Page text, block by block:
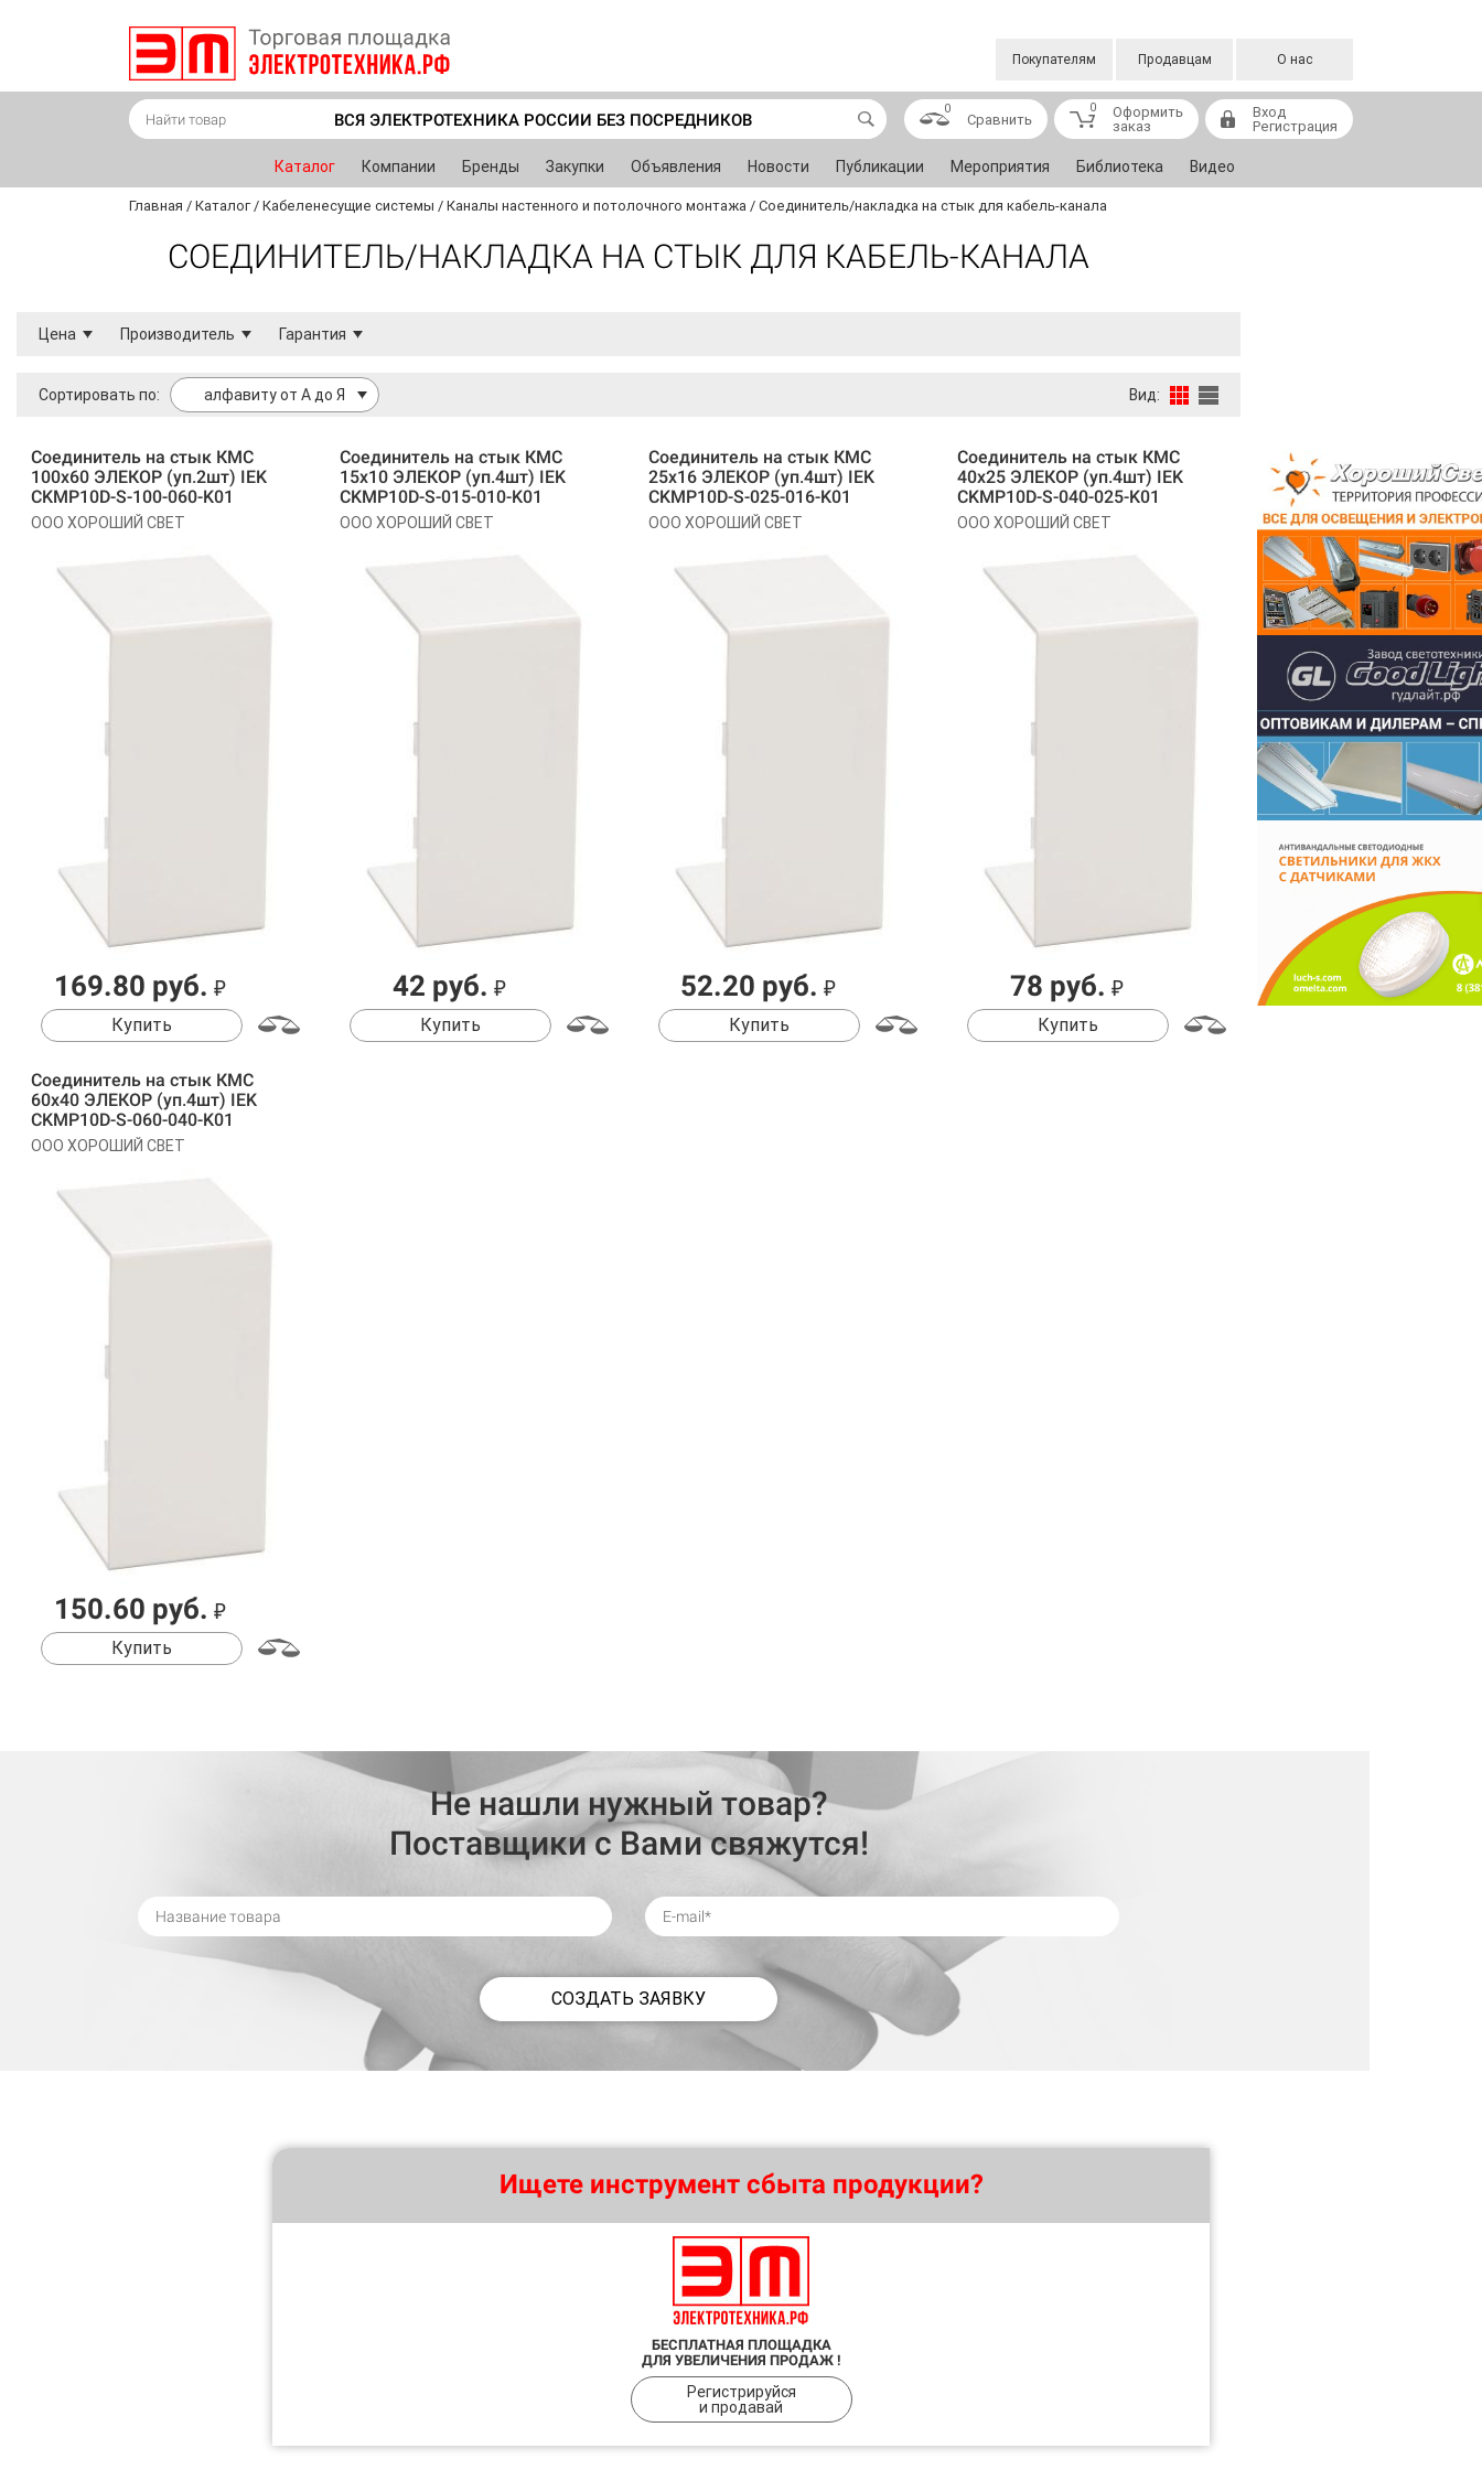
Покупателям Продавцам О нас
ВСЯ ЭЛЕКТРОТЕХНИКА РОССИИ БЕЗ ПОСРЕДНИКОВ
0
Сравнить
0
Оформить
заказ
Вход
Регистрация
Каталог Компании Бренды Закупки Объявления Новости Публикации Мероприятия Библиотека Видео
Главная / Каталог / Кабеленесущие системы / Каналы настенного и потолочного монтажа / Соединитель/накладка на стык для кабель-канала
СОЕДИНИТЕЛЬ/НАКЛАДКА НА СТЫК ДЛЯ КАБЕЛЬ-КАНАЛА
Цена Производитель Гарантия
Сортировать по: алфавиту от А до Я Вид:
Соединитель на стык КМС
100х60 ЭЛЕКОР (уп.2шт) IEK
CKMP10D-S-100-060-K01
ООО ХОРОШИЙ СВЕТ
169.80 руб. ₽
Купить
Соединитель на стык КМС
15х10 ЭЛЕКОР (уп.4шт) IEK
CKMP10D-S-015-010-K01
ООО ХОРОШИЙ СВЕТ
42 руб. ₽
Купить
Соединитель на стык КМС
25х16 ЭЛЕКОР (уп.4шт) IEK
CKMP10D-S-025-016-K01
ООО ХОРОШИЙ СВЕТ
52.20 руб. ₽
Купить
Соединитель на стык КМС
40х25 ЭЛЕКОР (уп.4шт) IEK
CKMP10D-S-040-025-K01
ООО ХОРОШИЙ СВЕТ
78 руб. ₽
Купить
Соединитель на стык КМС
60х40 ЭЛЕКОР (уп.4шт) IEK
CKMP10D-S-060-040-K01
ООО ХОРОШИЙ СВЕТ
150.60 руб. ₽
Купить
Не нашли нужный товар?
Поставщики с Вами свяжутся!
СОЗДАТЬ ЗАЯВКУ
Ищете инструмент сбыта продукции?
БЕСПЛАТНАЯ ПЛОЩАДКА
ДЛЯ УВЕЛИЧЕНИЯ ПРОДАЖ !
Регистрируйся
и продавай